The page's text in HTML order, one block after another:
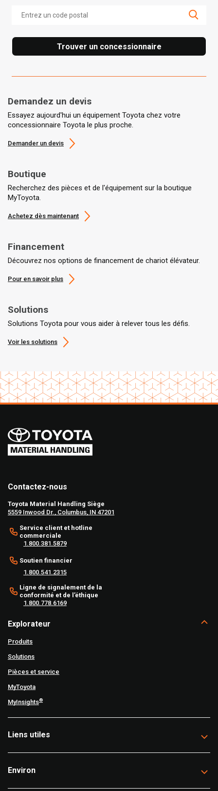
Trouver un concessionnaire
Demandez un devis
Essayez aujourd'hui un équipement Toyota chez votre
concessionnaire Toyota le plus proche.
Demander un devis
Boutique
Recherchez des pièces et de l'équipement sur la boutique
MyToyota.
Achetez dès maintenant
Financement
Découvrez nos options de financement de chariot élévateur.
Pour en savoir plus
Solutions
Solutions Toyota pour vous aider à relever tous les défis.
Voir les solutions
Contactez-nous
Toyota Material Handling Siège
5559 Inwood Dr., Columbus, IN 47201
Service client et hotline
commerciale
1.800.381.5879
Soutien financier
1.800.541.2315
Ligne de signalement de la
conformité et de l’éthique
1.800.778.6169
Explorateur
Produits
Solutions
Pièces et service
MyToyota
MyInsights®
Liens utiles
Environ